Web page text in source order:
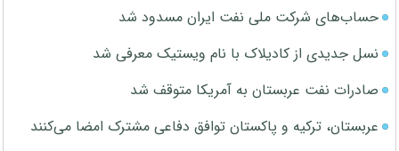
حساب‌های شرکت ملی نفت ایران مسدود شد
نسل جدیدی از کادیلاک با نام ویستیک معرفی شد
صادرات نفت عربستان به آمریکا متوقف شد
عربستان، ترکیه و پاکستان توافق دفاعی مشترک امضا می‌کنند